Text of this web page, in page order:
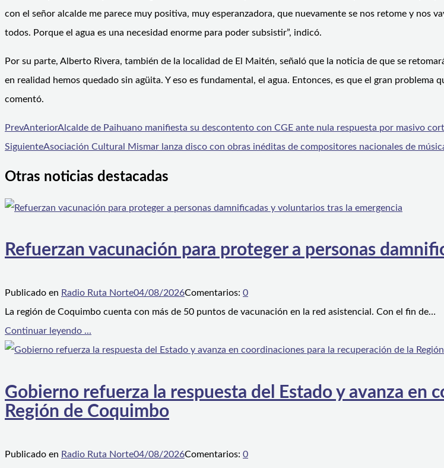
con el señor alcalde me parece muy positiva, muy esperanzadora, que nuevamente se nos retome y nos
todos. Porque el agua es una necesidad enorme para poder subsistir”, indicó.
Por su parte, Alberto Rivera, también de la localidad de El Maitén, señaló que la noticia de que se
en realidad hemos quedado sin agüita. Y eso es fundamental, el agua. Entonces, es que el gran problema
comentó.
PrevAnteriorAlcalde de Paihuano manifiesta su descontento con CGE ante nula respuesta por masivo
SiguienteAsociación Cultural Mismar lanza disco con obras inéditas de compositores nacionales de
Otras noticias destacadas
Refuerzan vacunación para proteger a personas
Publicado en Radio Ruta Norte04/08/2026Comentarios: 0
La región de Coquimbo cuenta con más de 50 puntos de vacunación en la red asistencial. Con el fin de…
Continuar leyendo ...
Gobierno refuerza la respuesta del Estado y avanza en
Región de Coquimbo
Publicado en Radio Ruta Norte04/08/2026Comentarios: 0